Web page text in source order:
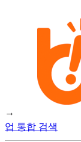
→
업 통합 검색